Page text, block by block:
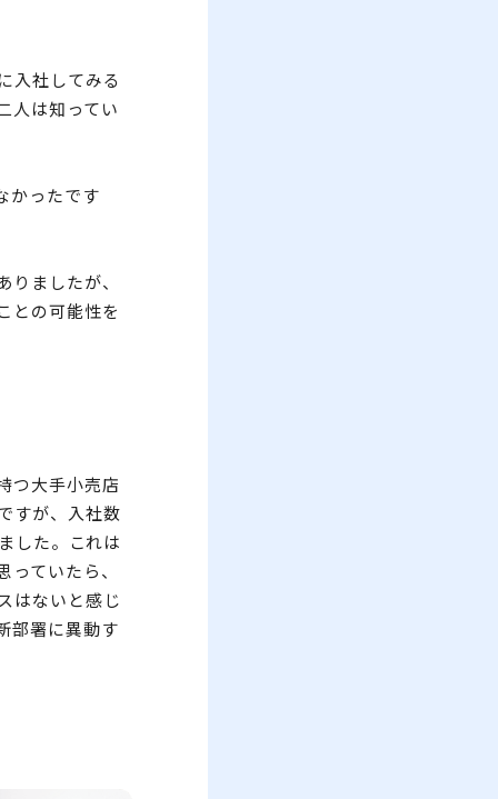
入社してみる
人は知ってい
かったです
ましたが、
との可能性を
つ大手小売店
すが、入社数
した。これは
ていたら、
はないと感じ
部署に異動す